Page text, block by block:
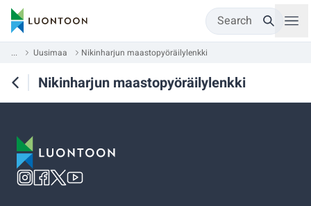
Search
... Uusimaa Nikinharjun maastopyöräilylenkki
Nikinharjun maastopyöräilylenkki